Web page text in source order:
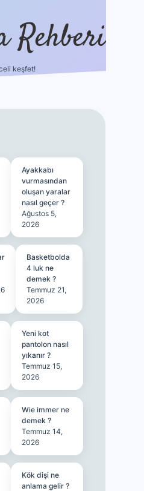
Rehberi
keşfet!
Ayakkabı
vurmasından
oluşan yaralar
nasıl geçer ?
Ağustos 5,
2026
Basketbolda
4 luk ne
demek ?
Temmuz 21,
2026
Yeni kot
pantolon nasıl
yıkanır ?
Temmuz 15,
2026
Wie immer ne
demek ?
Temmuz 14,
2026
Kök dişi ne
anlama gelir ?
tulipbet güncel giriş